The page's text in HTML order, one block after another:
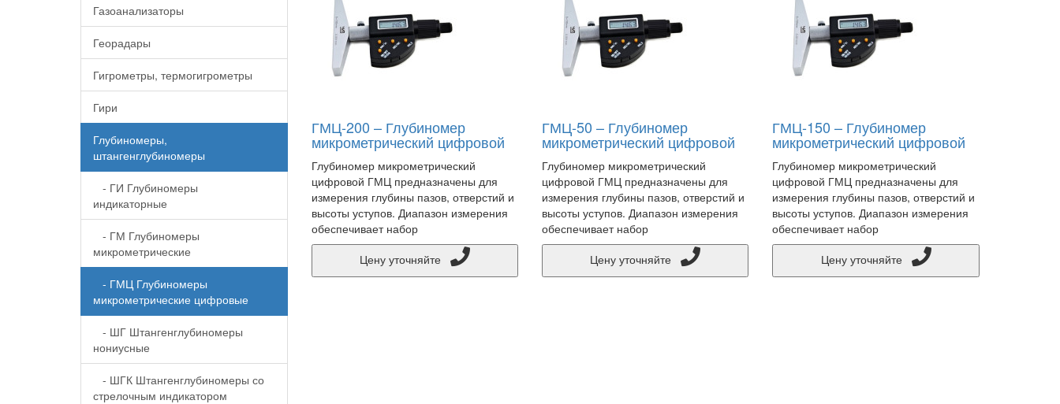
Газоанализаторы
Георадары
Гигрометры, термогигрометры
Гири
Глубиномеры,
штангенглубиномеры
- ГИ Глубиномеры
индикаторные
- ГМ Глубиномеры
микрометрические
- ГМЦ Глубиномеры
микрометрические цифровые
- ШГ Штангенглубиномеры
нониусные
- ШГК Штангенглубиномеры со
стрелочным индикатором
ГМЦ-200 – Глубиномер
микрометрический цифровой
Глубиномер микрометрический
цифровой ГМЦ предназначены для
измерения глубины пазов, отверстий и
высоты уступов. Диапазон измерения
обеспечивает набор
ГМЦ-50 – Глубиномер
микрометрический цифровой
Глубиномер микрометрический
цифровой ГМЦ предназначены для
измерения глубины пазов, отверстий и
высоты уступов. Диапазон измерения
обеспечивает набор
Цену уточняйте
ГМЦ-150 – Глубиномер
микрометрический цифровой
Глубиномер микрометрический
цифровой ГМЦ предназначены для
измерения глубины пазов, отверстий и
высоты уступов. Диапазон измерения
обеспечивает набор